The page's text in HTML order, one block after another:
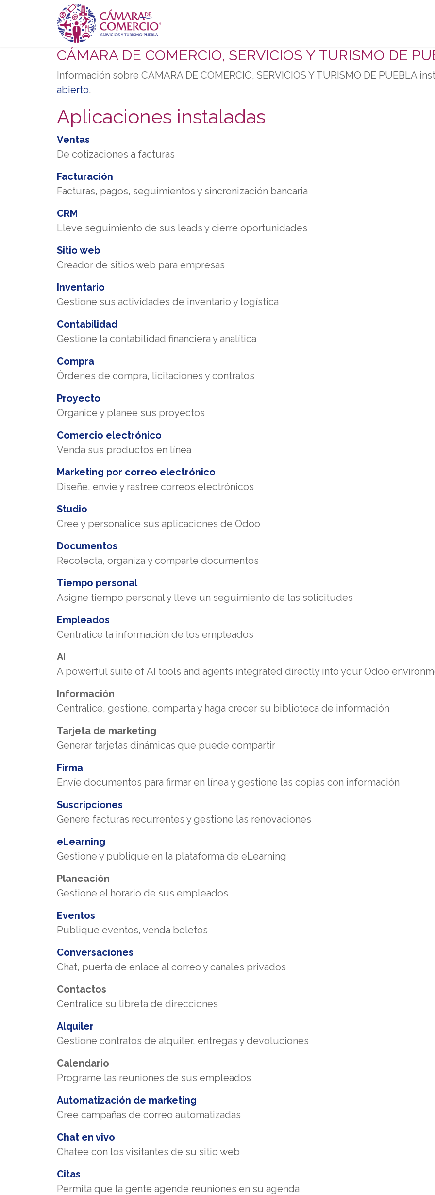
CÁMARA DE COMERCIO, SERVICIOS Y TURISMO DE
Información sobre CÁMARA DE COMERCIO, SERVICIOS Y TURISMO DE PUEBLA
abierto.
Aplicaciones instaladas
Ventas
De cotizaciones a facturas
Facturación
Facturas, pagos, seguimientos y sincronización bancaria
CRM
Lleve seguimiento de sus leads y cierre oportunidades
Sitio web
Creador de sitios web para empresas
Inventario
Gestione sus actividades de inventario y logística
Contabilidad
Gestione la contabilidad financiera y analítica
Compra
Órdenes de compra, licitaciones y contratos
Proyecto
Organice y planee sus proyectos
Comercio electrónico
Venda sus productos en línea
Marketing por correo electrónico
Diseñe, envíe y rastree correos electrónicos
Studio
Cree y personalice sus aplicaciones de Odoo
Documentos
Recolecta, organiza y comparte documentos
Tiempo personal
Asigne tiempo personal y lleve un seguimiento de las solicitudes
Empleados
Centralice la información de los empleados
AI
A powerful suite of AI tools and agents integrated directly into your Odoo
Información
Centralice, gestione, comparta y haga crecer su biblioteca de información
Tarjeta de marketing
Generar tarjetas dinámicas que puede compartir
Firma
Envíe documentos para firmar en línea y gestione las copias con información
Suscripciones
Genere facturas recurrentes y gestione las renovaciones
eLearning
Gestione y publique en la plataforma de eLearning
Planeación
Gestione el horario de sus empleados
Eventos
Publique eventos, venda boletos
Conversaciones
Chat, puerta de enlace al correo y canales privados
Contactos
Centralice su libreta de direcciones
Alquiler
Gestione contratos de alquiler, entregas y devoluciones
Calendario
Programe las reuniones de sus empleados
Automatización de marketing
Cree campañas de correo automatizadas
Chat en vivo
Chatee con los visitantes de su sitio web
Citas
Permita que la gente agende reuniones en su agenda